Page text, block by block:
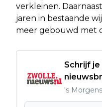
verkleinen.
jaren in bestaande
meer gebouwd met
Schrijf
's